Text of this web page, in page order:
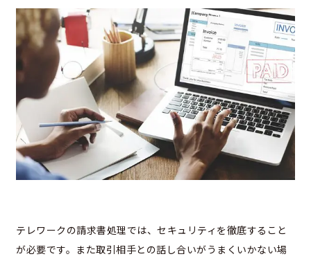
テレワークの請求書処理では、セキュリティを徹底すること
が必要です。また取引相手との話し合いがうまくいかない場